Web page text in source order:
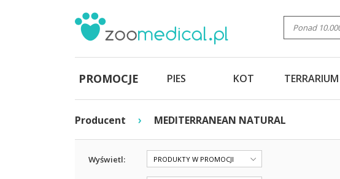
PROMOCJE PIES KOT TERRARIUM
Producent › MEDITERRANEAN NATURAL
Wyświetl: PRODUKTY W PROMOCJI